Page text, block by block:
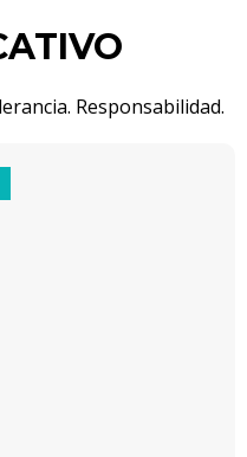
Responsabilidad.